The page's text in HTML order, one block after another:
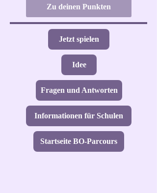
Zu deinen Punkten
Jetzt spielen
Idee
Fragen und Antworten
Informationen für Schulen
Startseite BO-Parcours